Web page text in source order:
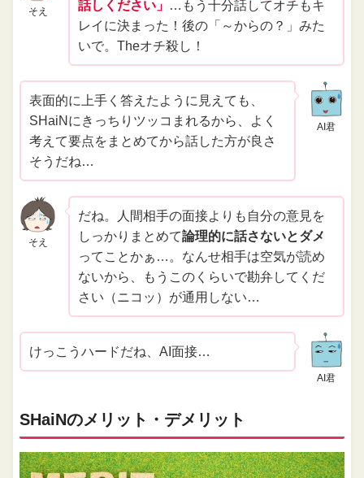
そえ
話しください」 …もう十分話してオチもキ
レイに決まった！後の「～からの？」みた
いで。Theオチ殺し！
AI君
表面的に上手く答えたように見えても、
SHaiNにきっちりツッコまれるから、よく
考えて要点をまとめてから話した方が良さ
そうだね…
そえ
だね。人間相手の面接よりも自分の意見を
しっかりまとめて論理的に話さないとダメ
ってことかぁ…。なんせ相手は空気が読め
ないから、もうこのくらいで勘弁してくだ
さい（ニコッ）が通用しない…
AI君
けっこうハードだね、AI面接…
SHaiNのメリット・デメリット